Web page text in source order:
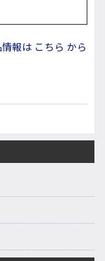
報は こちら から